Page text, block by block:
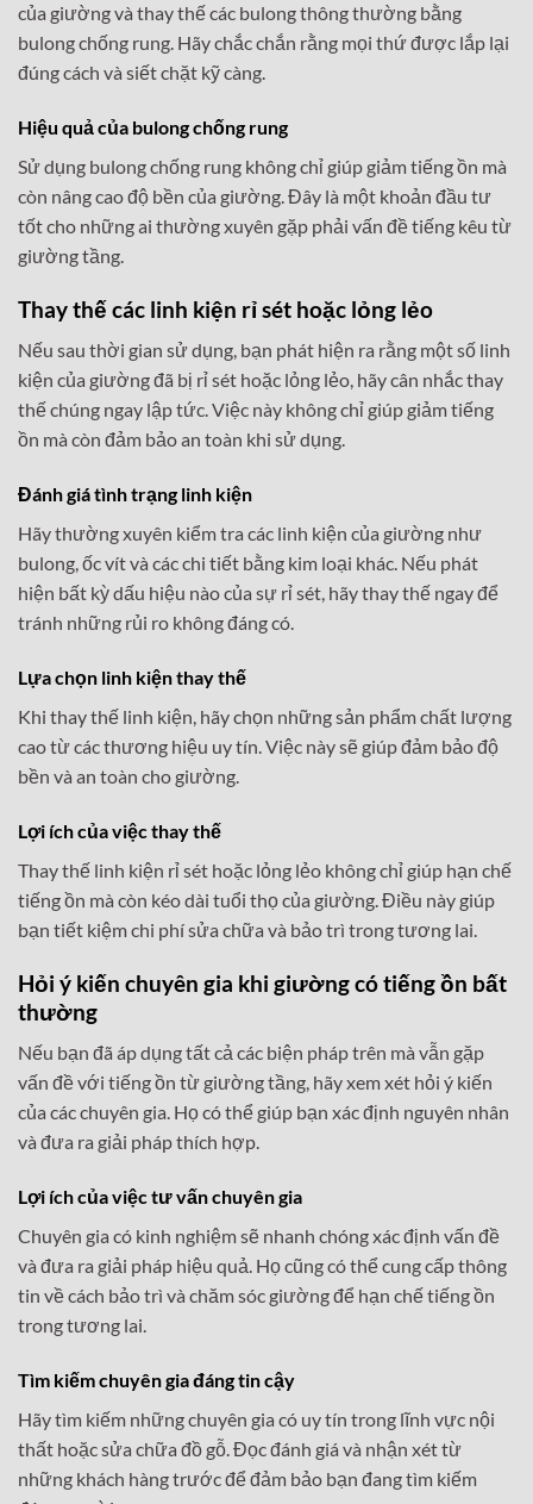
của giường và thay thế các bulong thông thường bằng
bulong chống rung. Hãy chắc chắn rằng mọi thứ được lắp lại
đúng cách và siết chặt kỹ càng.
Hiệu quả của bulong chống rung
Sử dụng bulong chống rung không chỉ giúp giảm tiếng ồn mà
còn nâng cao độ bền của giường. Đây là một khoản đầu tư
tốt cho những ai thường xuyên gặp phải vấn đề tiếng kêu từ
giường tầng.
Thay thế các linh kiện rỉ sét hoặc lỏng lẻo
Nếu sau thời gian sử dụng, bạn phát hiện ra rằng một số linh
kiện của giường đã bị rỉ sét hoặc lỏng lẻo, hãy cân nhắc thay
thế chúng ngay lập tức. Việc này không chỉ giúp giảm tiếng
ồn mà còn đảm bảo an toàn khi sử dụng.
Đánh giá tình trạng linh kiện
Hãy thường xuyên kiểm tra các linh kiện của giường như
bulong, ốc vít và các chi tiết bằng kim loại khác. Nếu phát
hiện bất kỳ dấu hiệu nào của sự rỉ sét, hãy thay thế ngay để
tránh những rủi ro không đáng có.
Lựa chọn linh kiện thay thế
Khi thay thế linh kiện, hãy chọn những sản phẩm chất lượng
cao từ các thương hiệu uy tín. Việc này sẽ giúp đảm bảo độ
bền và an toàn cho giường.
Lợi ích của việc thay thế
Thay thế linh kiện rỉ sét hoặc lỏng lẻo không chỉ giúp hạn chế
tiếng ồn mà còn kéo dài tuổi thọ của giường. Điều này giúp
bạn tiết kiệm chi phí sửa chữa và bảo trì trong tương lai.
Hỏi ý kiến chuyên gia khi giường có tiếng ồn bất
thường
Nếu bạn đã áp dụng tất cả các biện pháp trên mà vẫn gặp
vấn đề với tiếng ồn từ giường tầng, hãy xem xét hỏi ý kiến
của các chuyên gia. Họ có thể giúp bạn xác định nguyên nhân
và đưa ra giải pháp thích hợp.
Lợi ích của việc tư vấn chuyên gia
Chuyên gia có kinh nghiệm sẽ nhanh chóng xác định vấn đề
và đưa ra giải pháp hiệu quả. Họ cũng có thể cung cấp thông
tin về cách bảo trì và chăm sóc giường để hạn chế tiếng ồn
trong tương lai.
Tìm kiếm chuyên gia đáng tin cậy
Hãy tìm kiếm những chuyên gia có uy tín trong lĩnh vực nội
thất hoặc sửa chữa đồ gỗ. Đọc đánh giá và nhận xét từ
những khách hàng trước để đảm bảo bạn đang tìm kiếm